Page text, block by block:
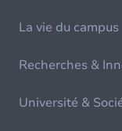
La vie du campus
Recherches &
Université &